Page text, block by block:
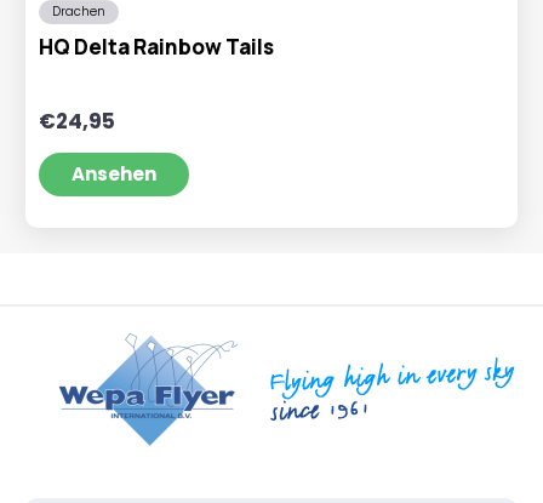
Drachen
HQ Delta Rainbow Tails
€24,95
Ansehen